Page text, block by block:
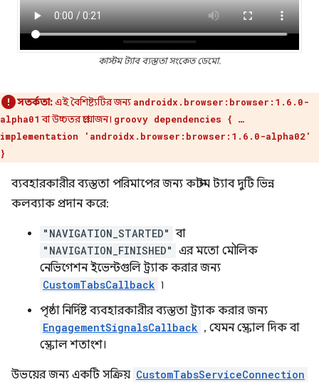
কাস্টম ট্যাব ব্যস্ততা সংকেত ডেমো.
সতর্কতা:এই বৈশিষ্ট্যটির জন্য androidx.browser:browser:1.6.0-
alpha01 বা উচ্চতর প্রয়োজন। groovy dependencies { …
implementation 'androidx.browser:browser:1.6.0-alpha02'
}
ব্যবহারকারীর ব্যস্ততা পরিমাপের জন্য কাস্টম ট্যাব দুটি ভিন্ন
কলব্যাক প্রদান করে:
"NAVIGATION_STARTED" বা
"NAVIGATION_FINISHED" এর মতো মৌলিক
নেভিগেশন ইভেন্টগুলি ট্র্যাক করার জন্য
CustomTabsCallback ৷
পৃষ্ঠা নির্দিষ্ট ব্যবহারকারীর ব্যস্ততা ট্র্যাক করার জন্য
EngagementSignalsCallback , যেমন স্ক্রোল দিক বা
স্ক্রোল শতাংশ।
উভয়ের জন্য একটি সক্রিয় CustomTabsServiceConnection